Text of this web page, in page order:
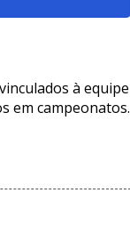
à equipe
em campeonatos.